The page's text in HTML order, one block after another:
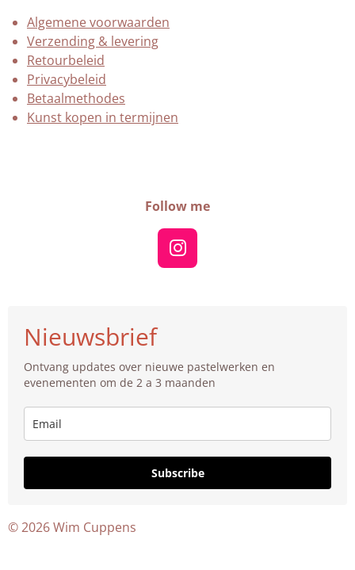
Algemene voorwaarden
Verzending & levering
Retourbeleid
Privacybeleid
Betaalmethodes
Kunst kopen in termijnen
Follow me
I
n
r
a
m
Nieuwsbrief
Ontvang updates over nieuwe pastelwerken en
evenementen om de 2 a 3 maanden
Subscribe
© 2026 Wim Cuppens